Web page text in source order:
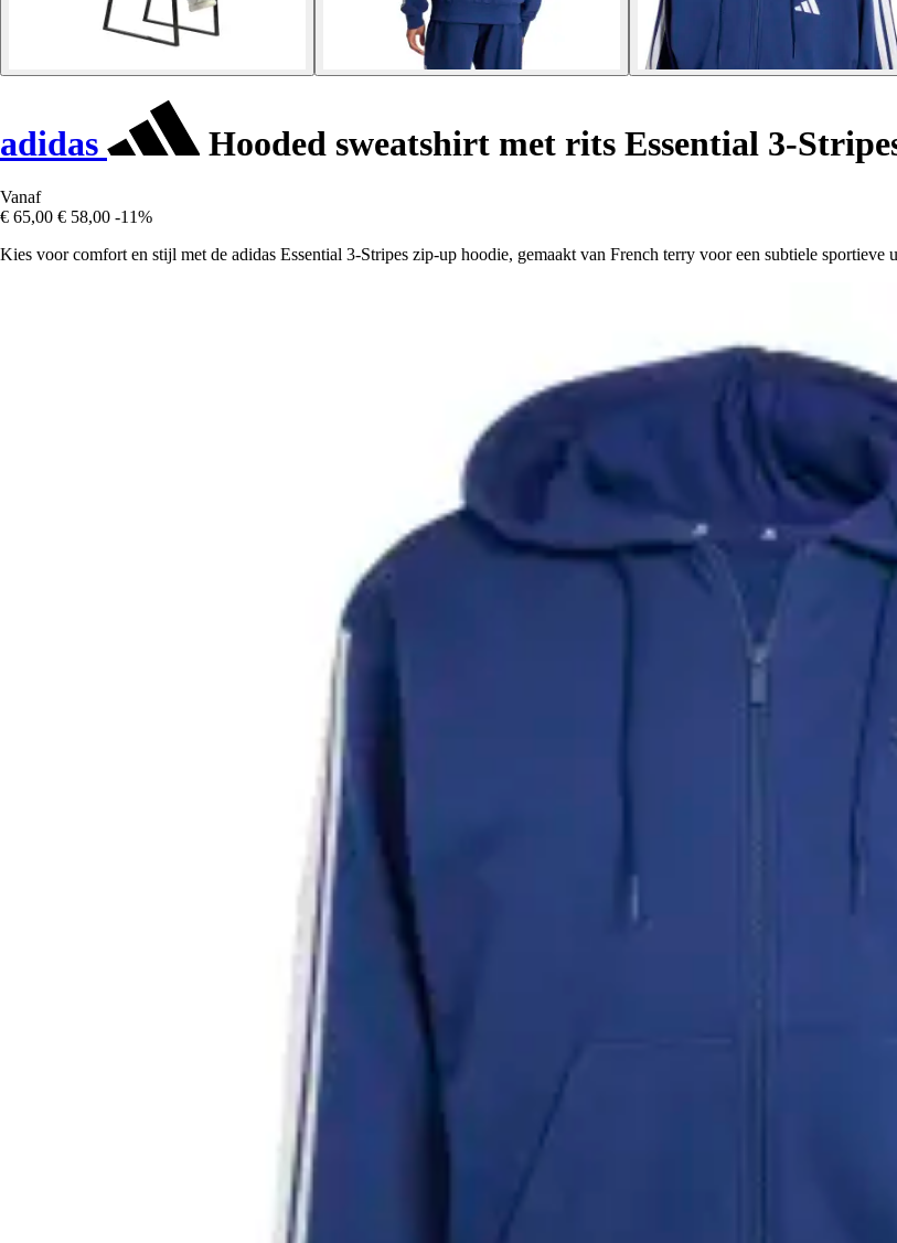
adidas Hooded sweatshirt met rits Essential 3-
Vanaf
€ 65,00 € 58,00 -11%
Kies voor comfort en stijl met de adidas Essential 3-Stripes zip-up hoodie, gemaakt van French terry voor een subtiele sportieve